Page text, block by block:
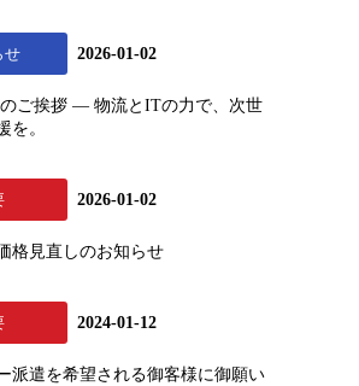
せ 2026-01-02
のご挨拶 ― 物流とITの力で、次世
を。
2026-01-02
格見直しのお知らせ
2024-01-12
派遣を希望される御客様に御願い